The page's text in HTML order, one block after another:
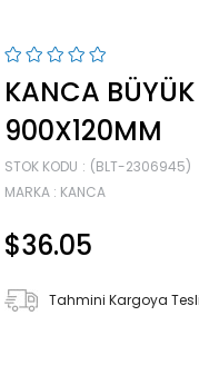
KANCA
900X120MM
STOK KODU
(BLT-2306945)
MARKA : KANCA
$36.05
Tahmini Kargoya